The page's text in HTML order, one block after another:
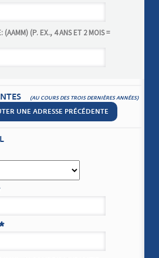
(AAMM) (P. EX., 4 ANS ET 2 MOIS =
(AU COURS DES TROIS DERNIÈRES ANNÉES)
UNE ADRESSE PRÉCÉDENTE